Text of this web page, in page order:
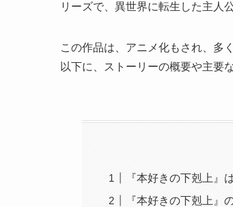
リーズで、異世界に転生した主人
この作品は、アニメ化もされ、多
以下に、ストーリーの概要や主要
『本好きの下剋上』
『本好きの下剋上』